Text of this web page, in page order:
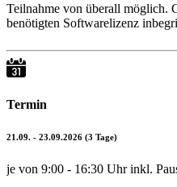
Teilnahme von überall möglich.
benötigten Softwarelizenz
Termin
21.09. - 23.09.2026 (3 Tage)
je von 9:00 - 16:30 Uhr inkl.